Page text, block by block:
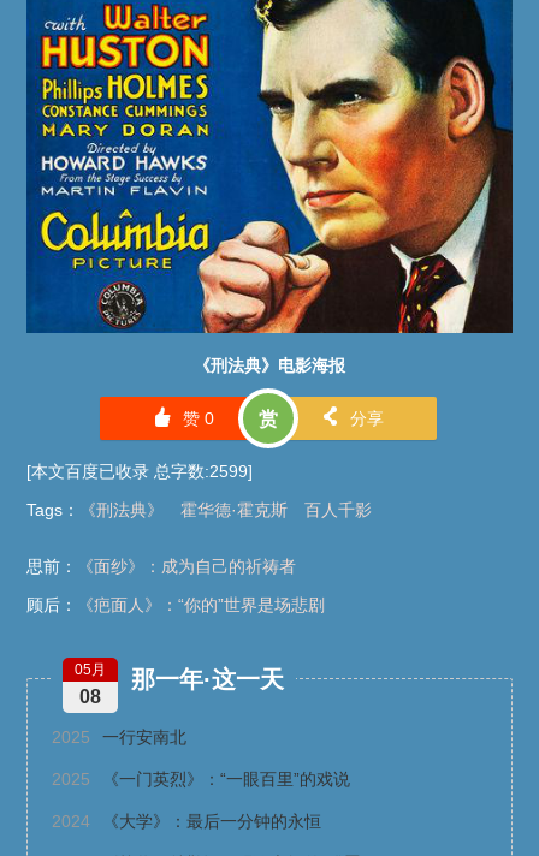
《刑法典》电影海报
󰄼 赞 0 赏 󰄯 分享
[本文百度已收录 总字数:2599]
Tags ： 《刑法典》 霍华德·霍克斯 百人千影
思前：
《面纱》：成为自己的祈祷者
顾后：
《疤面人》：“你的”世界是场悲剧
那一年·这一天
05月
08
2025 一行安南北
2025 《一门英烈》：“一眼百里”的戏说
2024 《大学》：最后一分钟的永恒